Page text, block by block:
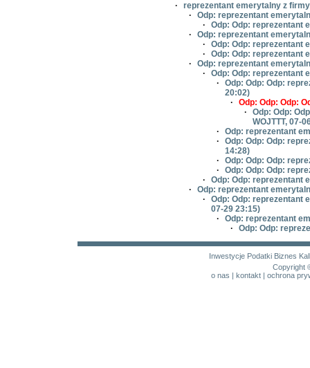
·
reprezentant emerytalny z
·
Odp: reprezentant
·
Odp: Odp: reprezentant
·
Odp: reprezentant
·
Odp: Odp: reprezentant
·
Odp: Odp: reprezentant
·
Odp: reprezentant
·
Odp: Odp: reprezentant
·
Odp: Odp: Odp:
20:02)
·
Odp: Odp: Odp:
·
Odp: Odp:
WOJTTT, 07-
·
Odp: reprezentant
·
Odp: Odp: Odp:
14:28)
·
Odp: Odp: Odp:
·
Odp: Odp: Odp:
·
Odp: Odp: reprezentant
·
Odp: reprezentant
·
Odp: Odp: reprezentant
07-29 23:15)
·
Odp: reprezentant
·
Odp: Odp:
Inwestycje Podatki Biznes
Copyright
o nas | kontakt| ochrona